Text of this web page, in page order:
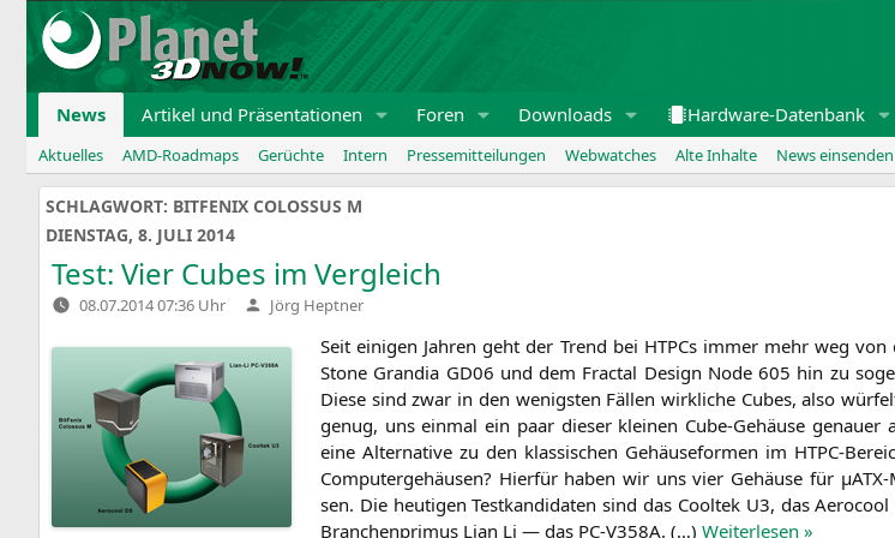
Zum
Inhalt
springen
News Artikel und Präsentationen Foren Downloads Hardware-Datenbank
Aktuelles AMD-Roadmaps Gerüchte Intern Pressemitteilungen Webwatches Alte Inhalte News einsenden
SCHLAGWORT: BITFENIX COLOSSUS M
DIENSTAG, 8. JULI 2014
Test: Vier Cubes im Vergleich
08.07.2014 07:36 Uhr Verfasst
von
Jörg Heptner
Seit eini­gen Jah­ren geht der Trend bei HTPCs immer mehr weg
Stone Gran­dia GD06 und dem Frac­tal Design Node 605 hin zu
Die­se sind zwar in den wenigs­ten Fäl­len wirk­li­che Cubes, also
genug, uns ein­mal ein paar die­ser klei­nen Cube-Gehäu­se
eine Alter­na­ti­ve zu den klas­si­schen Gehäu­se­for­men im HTPC-
Com­pu­ter­ge­häu­sen? Hier­für haben wir uns vier Gehäu­se für
sen. Die heu­ti­gen Test­kan­di­da­ten sind das Cool­tek U3, das Aero­cool
Bran­chen­pri­mus Lian Li — das PC-V358A. (…) Wei­ter­le­sen »